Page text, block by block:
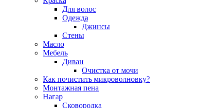
Для волос
Одежда
Джинсы
Стены
Масло
Мебель
Диван
Очистка от мочи
Как почистить микроволновку?
Монтажная пена
Нагар
Сковородка